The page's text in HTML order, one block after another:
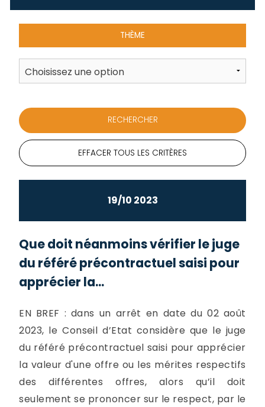
THÈME
EFFACER TOUS LES CRITÈRES
19/10 2023
Que doit néanmoins vérifier le juge
du référé précontractuel saisi pour
apprécier la...
EN BREF : dans un arrêt en date du 02 août
2023, le Conseil d’Etat considère que le juge
du référé précontractuel saisi pour apprécier
la valeur d'une offre ou les mérites respectifs
des différentes offres, alors qu’il doit
seulement se prononcer sur le respect, par le